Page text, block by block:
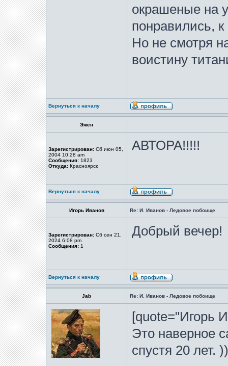
окрашеные на
понравились,
Но не смотря
воистину
Вернуться к началу
Эжен
Зарегистрирован: Сб июн 05,
2004 10:28 am
Сообщения: 1823
Откуда: Красноярск
АВТОРА!!!!!
Вернуться к началу
Игорь Иванов Re: И. Иванов - Ледовое побоище
Зарегистрирован: Сб сен 21,
2024 6:08 pm
Сообщения: 1
Добрый вечер!
Вернуться к началу
Jab Re: И. Иванов - Ледовое побоище
[quote="Игорь
Это наверное
спустя 20 лет.